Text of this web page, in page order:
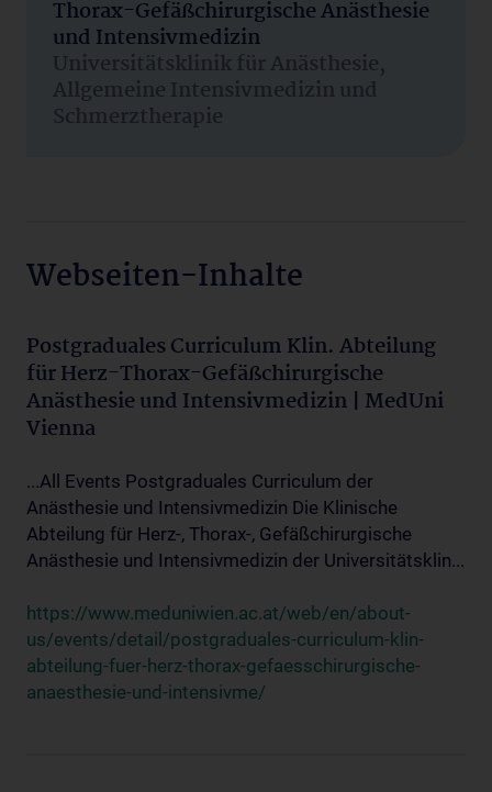
Thorax-Gefäßchirurgische Anästhesie
und Intensivmedizin
Universitätsklinik für Anästhesie,
Allgemeine Intensivmedizin und
Schmerztherapie
Webseiten-Inhalte
Postgraduales Curriculum Klin. Abteilung
für Herz-Thorax-Gefäßchirurgische
Anästhesie und Intensivmedizin | MedUni
Vienna
...All Events Postgraduales Curriculum der
Anästhesie und Intensivmedizin Die Klinische
Abteilung für Herz-, Thorax-, Gefäßchirurgische
Anästhesie und Intensivmedizin der Universitätsklin...
https://www.meduniwien.ac.at/web/en/about-
us/events/detail/postgraduales-curriculum-klin-
abteilung-fuer-herz-thorax-gefaesschirurgische-
anaesthesie-und-intensivme/